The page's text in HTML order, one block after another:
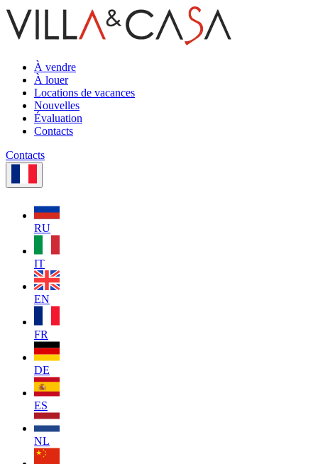
À vendre
À louer
Locations de vacances
Nouvelles
Évaluation
Contacts
Contacts
RU
IT
EN
FR
DE
ES
NL